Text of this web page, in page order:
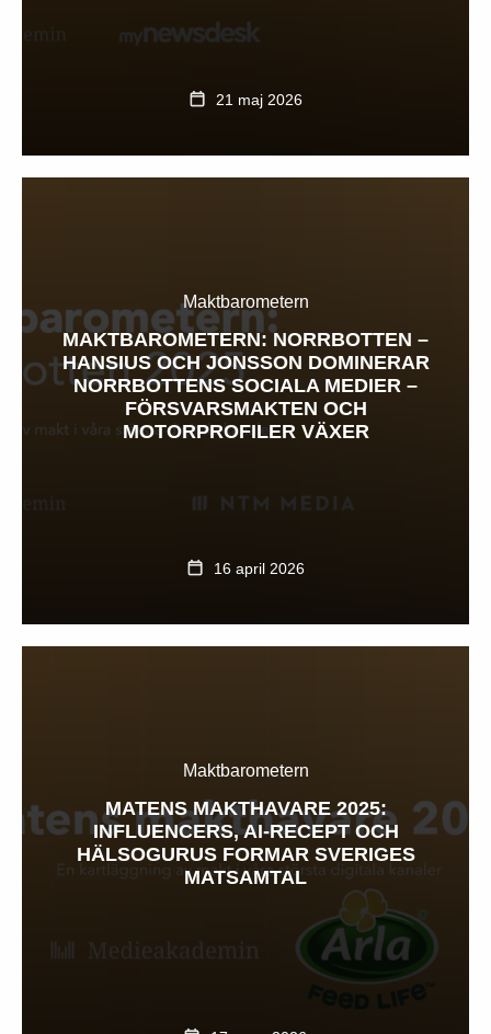
21 maj 2026
Maktbarometern
MAKTBAROMETERN: NORRBOTTEN –
HANSIUS OCH JONSSON DOMINERAR
NORRBOTTENS SOCIALA MEDIER –
FÖRSVARSMAKTEN OCH
MOTORPROFILER VÄXER
16 april 2026
Maktbarometern
MATENS MAKTHAVARE 2025:
INFLUENCERS, AI-RECEPT OCH
HÄLSOGURUS FORMAR SVERIGES
MATSAMTAL